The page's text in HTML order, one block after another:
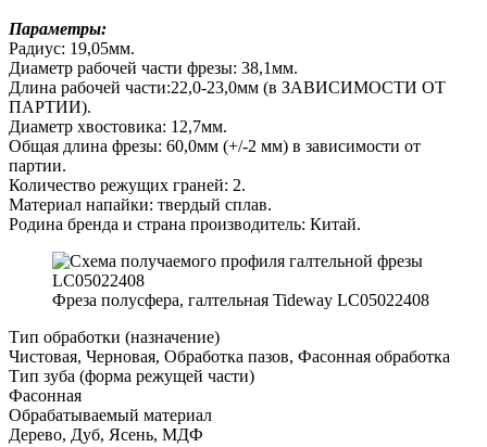
Параметры:
Радиус: 19,05мм.
Диаметр рабочей части фрезы: 38,1мм.
Длина рабочей части:22,0-23,0мм (в ЗАВИСИМОСТИ ОТ
ПАРТИИ).
Диаметр хвостовика: 12,7мм.
Общая длина фрезы: 60,0мм (+/-2 мм) в зависимости от
партии.
Количество режущих граней: 2.
Материал напайки: твердый сплав.
Родина бренда и страна производитель: Китай.
Фреза полусфера, галтельная Tideway LC05022408
Тип обработки (назначение)
Чистовая, Черновая, Обработка пазов, Фасонная обработка
Тип зуба (форма режущей части)
Фасонная
Обрабатываемый материал
Дерево, Дуб, Ясень, МДФ